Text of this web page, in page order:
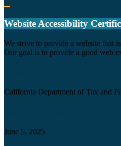
Website Accessibility
We strive to provide a website that
Our goal is to provide a good web
California Department of Tax and
June 5, 2025